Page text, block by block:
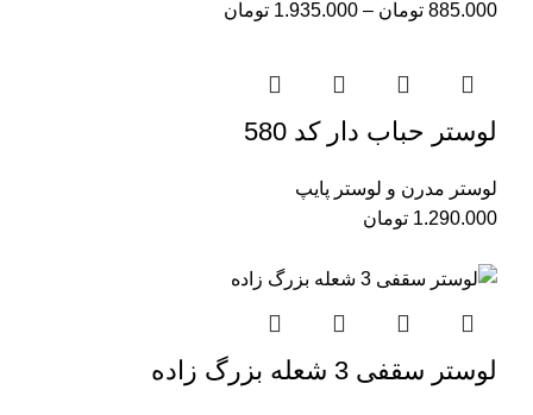
885.000 تومان –
1.935.000 تومان
لوستر حباب دار کد 580
لوستر مدرن و لوستر پایپ
1.290.000 تومان
لوستر سقفی 3 شعله بزرگ زاده